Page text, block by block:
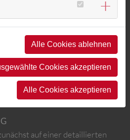
Informations- und
liefert Argumente, Daten und
Argumentationspapiere für
gleichermaßen wichtigen Infos
wie auch
für Ihr unternehmerisches
auf einer detaillierten
Alle Cookies ablehnen
Cookies akzeptieren
Alle Cookies akzeptieren